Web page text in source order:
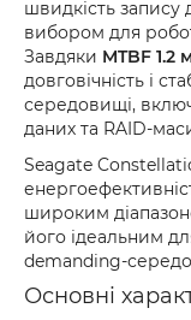
швидкість запису
вибором для
Завдяки MTBF 1.2
довговічність і
середовищі,
даних та RAID-
Seagate
широким
його ідеальним
demanding-
Основні